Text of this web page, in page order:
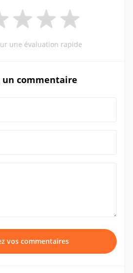
une évaluation rapide
un commentaire
vos commentaires